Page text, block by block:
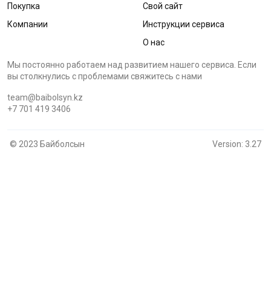
Покупка
Компании
Свой сайт
Инструкции сервиса
О нас
Мы постоянно работаем над развитием нашего сервиса. Если
вы столкнулись с проблемами cвяжитесь с нами
team@baibolsyn.kz
+7 701 419 3406
© 2023 Байболсын Version: 3.27